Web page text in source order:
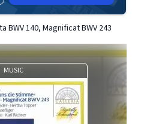
BWV 140, Magnificat BWV 243
MUSIC